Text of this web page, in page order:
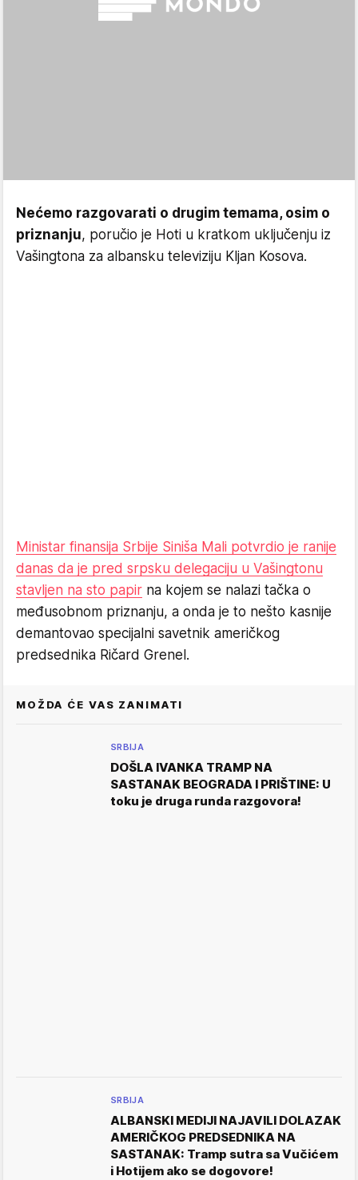
Nećemo razgovarati o drugim temama, osim o
priznanju, poručio je Hoti u kratkom uključenju iz
Vašingtona za albansku televiziju Kljan Kosova.
Ministar finansija Srbije Siniša Mali potvrdio je ranije
danas da je pred srpsku delegaciju u Vašingtonu
stavljen na sto papir na kojem se nalazi tačka o
međusobnom priznanju, a onda je to nešto kasnije
demantovao specijalni savetnik američkog
predsednika Ričard Grenel.
MOŽDA ĆE VAS ZANIMATI
SRBIJA
DOŠLA IVANKA TRAMP NA
SASTANAK BEOGRADA I PRIŠTINE: U
toku je druga runda razgovora!
SRBIJA
ALBANSKI MEDIJI NAJAVILI DOLAZAK
AMERIČKOG PREDSEDNIKA NA
SASTANAK: Tramp sutra sa Vučićem
i Hotijem ako se dogovore!